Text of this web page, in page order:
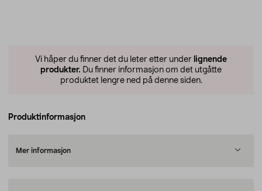
Vi håper du finner det du leter etter under lignende
produkter. Du finner informasjon om det utgåtte
produktet lengre ned på denne siden.
Produktinformasjon
Mer informasjon